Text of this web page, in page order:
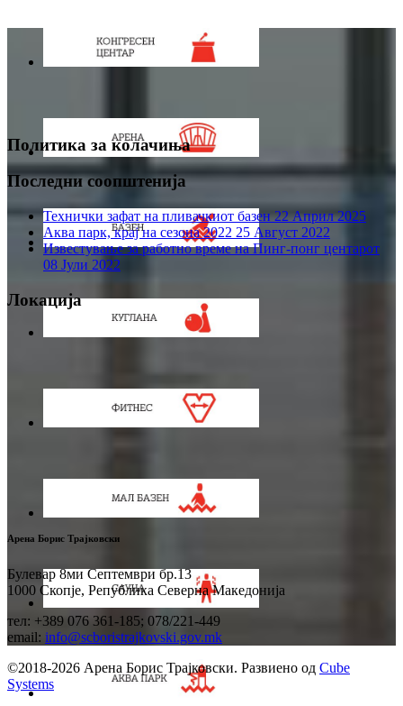
Политика за колачиња
Последни соопштенија
Технички зафат на пливачкиот базен 22 Април 2025
Аква парк, крај на сезона 2022 25 Август 2022
Известување за работно време на Пинг-понг центарот
08 Јули 2022
Локација
Арена Борис Трајковски
Булевар 8ми Септември бр.13
1000 Скопје, Република Северна Македонија
тел: +389 076 361-185; 078/221-449
email: info@scboristrajkovski.gov.mk
©2018-2026 Арена Борис Трајковски. Развиено од Cube
Systems